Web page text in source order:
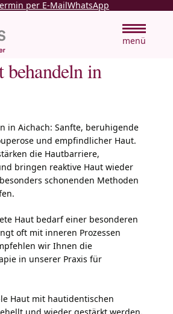
per E-MailWhatsApp
Zum Haupt
menü
behandeln in
in Aichach: Sanfte, beruhigende
und empfindlicher Haut.
die Hautbarriere,
bringen reaktive Haut wieder
schonenden Methoden
Haut bedarf einer besonderen
oft mit inneren Prozessen
wir Ihnen die
in unserer Praxis für
Haut mit hautidentischen